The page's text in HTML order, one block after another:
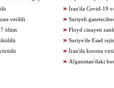
İran'da Covid-19
verildi
Suriyeli
ölüm
Floyd cinayeti
Suriye'de Esad
İran'da korona
Afganistan'daki